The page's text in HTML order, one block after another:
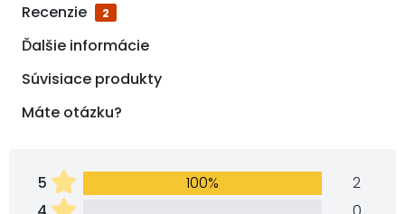
Recenzie
2
Ďalšie informácie
Súvisiace produkty
Máte otázku?
5 100%
2